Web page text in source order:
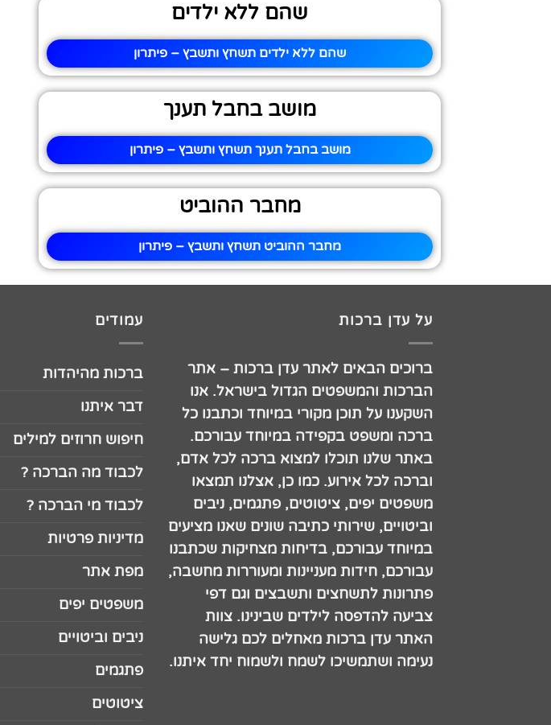
שהם ללא ילדים
שהם ללא ילדים תשחץ ותשבץ – פיתרון
מושב בחבל תענך
מושב בחבל תענך תשחץ ותשבץ – פיתרון
מחבר ההוביט
מחבר ההוביט תשחץ ותשבץ – פיתרון
על עדן ברכות
ברוכים הבאים לאתר עדן ברכות – אתר
הברכות והמשפטים הגדול בישראל. אנו
השקענו על תוכן מקורי במיוחד וכתבנו כל
ברכה ומשפט בקפידה במיוחד עבורכם.
באתר שלנו תוכלו למצוא ברכה לכל אדם,
וברכה לכל אירוע. כמו כן, אצלנו תמצאו
משפטים יפים, ציטוטים, פתגמים, ניבים
וביטויים, שירותי כתיבה שונים שאנו מציעים
במיוחד עבורכם, בדיחות מצחיקות שכתבנו
עבורכם, חידות מעניינות ומעוררות מחשבה,
פתרונות לתשחצים ותשבצים וגם דפי
צביעה להדפסה לילדים שבינינו. צוות
האתר עדן ברכות מאחלים לכם גלישה
נעימה ושתמשיכו לשמח ולשמוח יחד איתנו.
עמודים
ברכות מהיהדות
דבר איתנו
חיפוש חרוזים למילים
לכבוד מה הברכה ?
לכבוד מי הברכה ?
מדיניות פרטיות
מפת אתר
משפטים יפים
ניבים וביטויים
פתגמים
ציטוטים